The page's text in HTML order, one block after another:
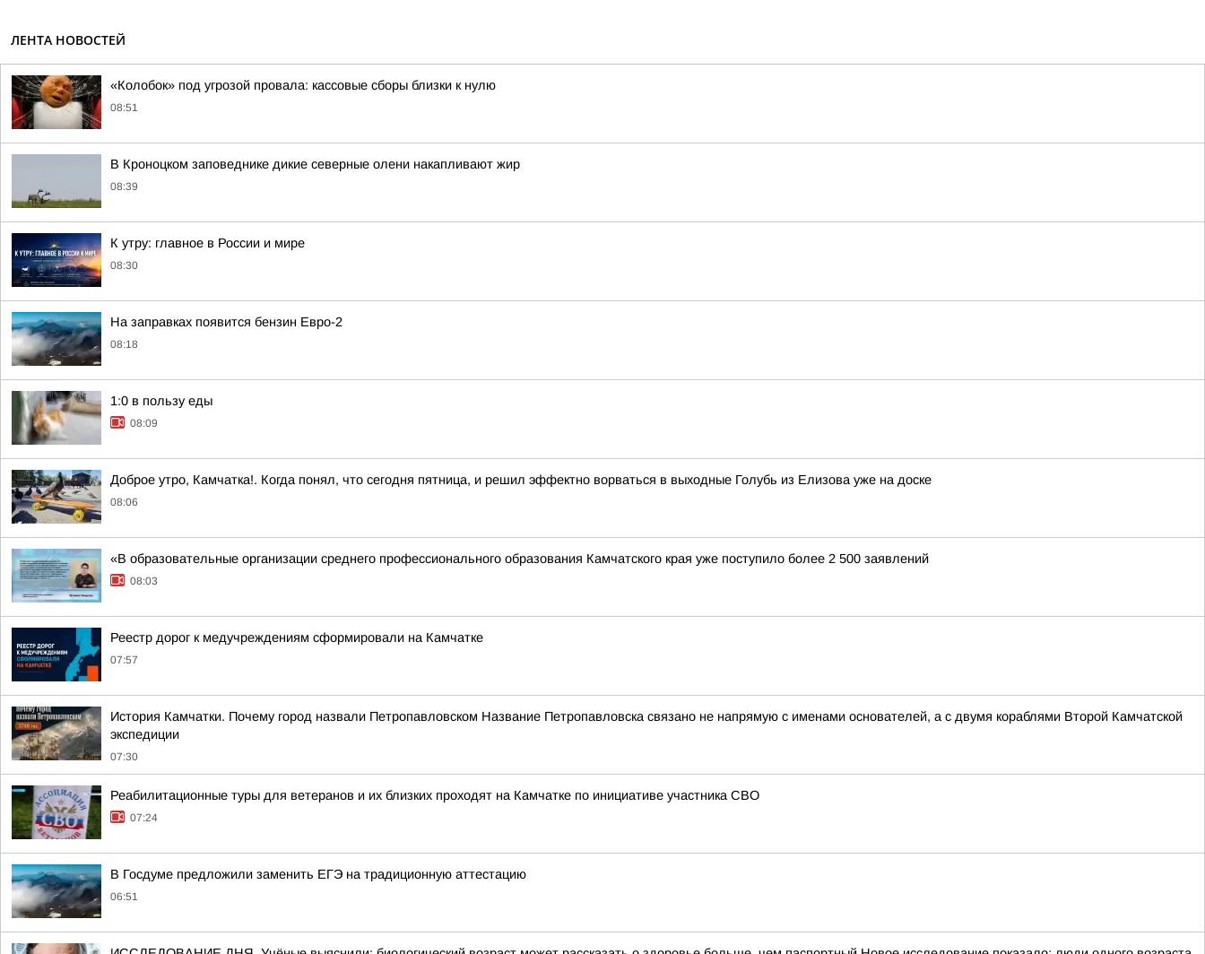
ЛЕНТА НОВОСТЕЙ
«Колобок» под угрозой провала: кассовые сборы близки к нулю
08:51
В Кроноцком заповеднике дикие северные олени накапливают жир
08:39
К утру: главное в России и мире
08:30
На заправках появится бензин Евро-2
08:18
1:0 в пользу еды
08:09
Доброе утро, Камчатка!. Когда понял, что сегодня пятница, и решил эффектно ворваться в выходные Голубь из Елизова уже на доске
08:06
«В образовательные организации среднего профессионального образования Камчатского края уже поступило более 2 500 заявлений
08:03
Реестр дорог к медучреждениям сформировали на Камчатке
07:57
История Камчатки. Почему город назвали Петропавловском Название Петропавловска связано не напрямую с именами основателей, а с двумя кораблями Второй Камчатской
экспедиции
07:30
Реабилитационные туры для ветеранов и их близких проходят на Камчатке по инициативе участника СВО
07:24
В Госдуме предложили заменить ЕГЭ на традиционную аттестацию
06:51